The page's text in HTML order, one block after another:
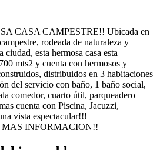
CASA CAMPESTRE!! Ubicada en
rodeada de naturaleza y
esta hermosa casa esta
mts2 y cuenta con hermosos y
distribuidos en 3 habitaciones
del servicio con baño, 1 baño social,
comedor, cuarto útil, parqueadero
cuenta con Piscina, Jacuzzi,
vista espectacular!!!
INFORMACION!!